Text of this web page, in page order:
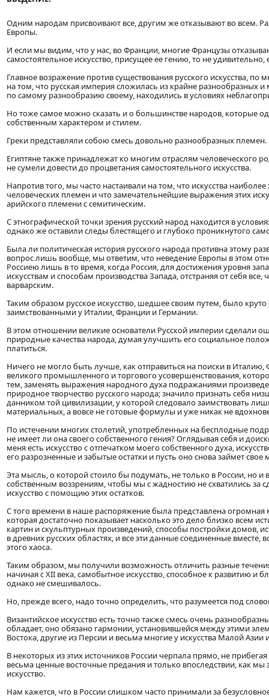
Одним народам присвоивают все, другим же отказывают во всем.
Европы.
И если мы видим, что у нас, во Франции, многие Французы
самостоятельное искусство, присущее ее гению, то не
Главное возражение против существования русского искусства,
на том, что русская империя сложилась из крайне разнообразных
по самому разнообразию своему, находились в условиях
Но тоже самое можно сказать и о большинстве народов, которые
собственным характером и стилем.
Греки представляли собою смесь довольно разнообразных племен.
Египтяне также принадлежат ко многим отраслям человеческого
не сумели довести до процветания самостоятельного искусства.
Напротив того, мы часто настаивали на том, что искусства
человеческих племен и что замечательнейшие выражения этих
арийского племени с семитическим.
С этнографической точки зрения русский народ находится в
однако же оставили следы блестящего и глубоко проникнутого
Была ли политическая история русского народа противна этому
вопрос лишь вообще, мы ответим, что неведение Европы в этом
Россиею лишь в то время, когда Россия, для достижения уровня
искусствам и способам производства Запада, отстраняя от себя
варварским.
Таким образом русское искусство, шедшее своим путем, было
заимствованными у Италии, Франции и Германии.
В этом отношении великие основатели Русской империи сделали
природные качества народа, думая улучшить его социальное
платиться.
Ничего не могло быть лучше, как отправиться на поиски в
великого промышленного и торгового усовершенствования,
тем, заменять выражения народного духа подражаниями
природное творчество русского народа; значило признать себя
данником той цивилизации, у которой следовало заимствовать
материальных, а вовсе не готовые формулы и уже никак не
По истечении многих столетий, употребленных на бесплодные
не имеет ли она своего собственного гения? Оглядывая себя и
меня есть искусство с отпечатком моего собственного духа,
его разрозненные и забытые остатки и пусть оно снова займет свое
Эта мысль, о которой стоило бы подумать, не только в России, но
собственным воззрениям, чтобы мы с жадностию не схватились за
искусство с помощию этих остатков.
С того времени в наше распоряжение была представлена
которая достаточно показывает насколько это дело близко всем
картин и скульптурных произведений, способы постройки домов,
в древних русских областях, и все эти данные соединенные вместе,
этого хаоса.
Таким образом, мы получили возможность отличить разные
начиная с XII века, самобытное искусство, способное к развитию и
однако не смешивалось.
Но, прежде всего, надо точно определить, что разумеется под
Византийское искусство есть точно также смесь очень
обладает, оно обязано гармонии, установившейся между этими
Востока, другие из Персии и весьма многие у искусства Малой Азии
В некоторых из этих источников России черпала прямо, не
весьма ценные восточные предания и только впоследствии, как мы
искусство.
Нам кажется, что в России слишком часто принимали за